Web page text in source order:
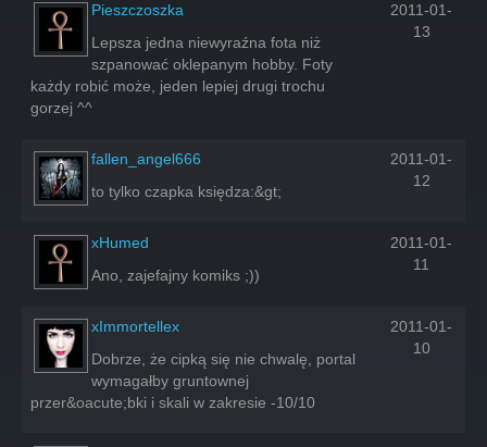
Pieszczoszka
Lepsza jedna niewyraźna fota niż
szpanować oklepanym hobby. Foty
każdy robić może, jeden lepiej drugi trochu
gorzej ^^
2011-01-
13
fallen_angel666
to tylko czapka księdza:&gt;
2011-01-
12
xHumed
Ano, zajefajny komiks ;))
2011-01-
11
xImmortellex
Dobrze, że cipką się nie chwalę, portal
wymagałby gruntownej
przer&oacute;bki i skali w zakresie -10/10
2011-01-
10